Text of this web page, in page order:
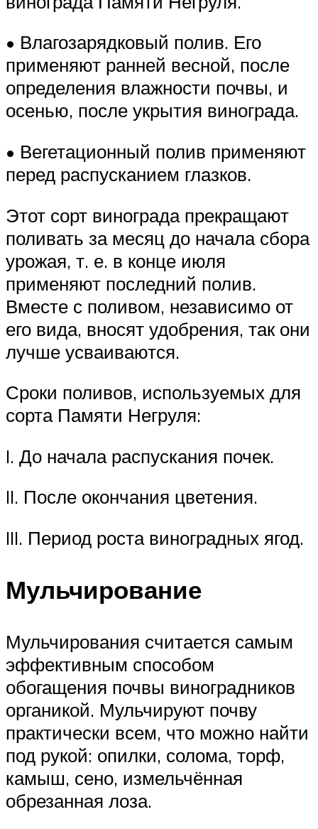
• Влагозарядковый полив. Его
применяют ранней весной, после
определения влажности почвы, и
осенью, после укрытия винограда.
• Вегетационный полив применяют
перед распусканием глазков.
Этот сорт винограда прекращают
поливать за месяц до начала сбора
урожая, т. е. в конце июля
применяют последний полив.
Вместе с поливом, независимо от
его вида, вносят удобрения, так они
лучше усваиваются.
Сроки поливов, используемых для
сорта Памяти Негруля:
I. До начала распускания почек.
II. После окончания цветения.
III. Период роста виноградных ягод.
Мульчирование
Мульчирования считается самым
эффективным способом
обогащения почвы виноградников
органикой. Мульчируют почву
практически всем, что можно найти
под рукой: опилки, солома, торф,
камыш, сено, измельчённая
обрезанная лоза.